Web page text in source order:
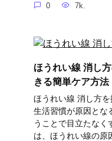
0 7k.
ほうれい線 消し
きる簡単ケア方法
ほうれい線 消し方
生活習慣が原因とな
うことで目立たなく
は、ほうれい線の原